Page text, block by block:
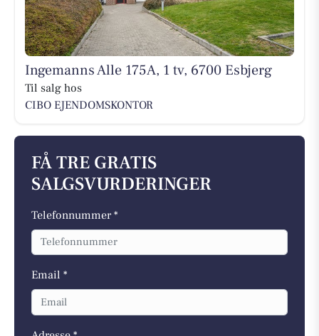
Ingemanns Alle 175A, 1 tv, 6700 Esbjerg
Til salg hos
CIBO EJENDOMSKONTOR
FÅ TRE GRATIS
SALGSVURDERINGER
Telefonnummer *
Email *